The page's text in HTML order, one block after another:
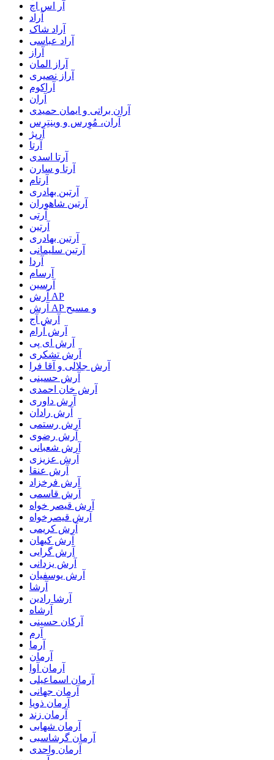
آر اس اچ
آراد
آراد شاک
آراد عباسی
آراز
آراز المان
آراز نصیری
آراکوم
آران
آران براتی و ایمان حمیدی
آران، مُوِرس و وینتِرس
آرپژ
آرتا
آرتا اسدی
آرتا و سارن
آرتام
آرتبن بهادری
آرتين شاهوران
آرتی
آرتین
آرتین بهادری
آرتین سلیمانی
آردا
آرسام
آرسین
آرش AP
آرش AP و مسیح
آرش آج
آرش آرام
آرش ای پی
آرش تشکری
آرش جلالی و آقا فرا
آرش حسینی
آرش خان احمدی
آرش داوری
آرش رادان
آرش رستمى
آرش رضوی
آرش شعبانی
آرش عزیزی
آرش عنقا
آرش فرخزاد
آرش قاسمی
آرش قیصر خواه
آرش قیصرخواه
آرش کریمی
آرش کیهان
آرش گرایی
آرش یزدانی
آرش یوسفیان
آرشا
آرشا رادین
آرشاه
آرکان حسینی
آرم
آرما
آرمان
آرمان آوا
آرمان اسماعیلی
آرمان جهانی
آرمان ذویا
آرمان زند
آرمان شهابی
آرمان گرشاسبی
آرمان واحدی